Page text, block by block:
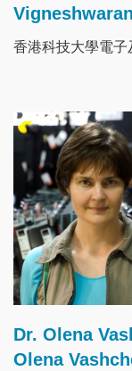
香港科技大學電
Image
Dr. Olena
Olena